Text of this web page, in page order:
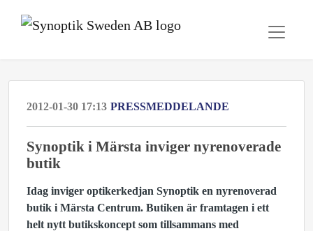
2012-01-30 17:13 PRESSMEDDELANDE
Synoptik i Märsta inviger nyrenoverade
butik
Idag inviger optikerkedjan Synoptik en nyrenoverad
butik i Märsta Centrum. Butiken är framtagen i ett
helt nytt butikskoncept som tillsammans med